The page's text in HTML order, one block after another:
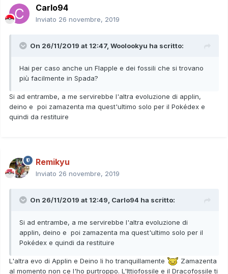
Carlo94
Inviato 26 novembre, 2019
On 26/11/2019 at 12:47, Woolookyu ha scritto:
Hai per caso anche un Flapple e dei fossili che si trovano
più facilmente in Spada?
Si ad entrambe, a me servirebbe l'altra evoluzione di applin,
deino e poi zamazenta ma quest'ultimo solo per il Pokédex e
quindi da restituire
Remikyu
Inviato 26 novembre, 2019
On 26/11/2019 at 12:49, Carlo94 ha scritto:
Si ad entrambe, a me servirebbe l'altra evoluzione di
applin, deino e poi zamazenta ma quest'ultimo solo per il
Pokédex e quindi da restituire
L'altra evo di Applin e Deino li ho tranquillamente
Zamazenta
al momento non ce l'ho purtroppo. L'Ittiofossile e il Dracofossile ti